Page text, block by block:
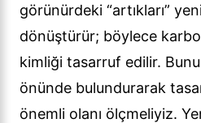
görünürdeki “artıkları”
dönüştürür; böylece
kimliği tasarruf edilir.
önünde bulundurarak
önemli olanı ölçmeliyiz.